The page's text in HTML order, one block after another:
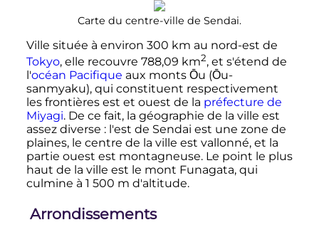
Carte du centre-ville de Sendai.
Ville située à environ 300 km au nord-est de
Tokyo, elle recouvre 788,09 km2, et s'étend de
l'océan Pacifique aux monts Ōu (Ōu-
sanmyaku), qui constituent respectivement
les frontières est et ouest de la préfecture de
Miyagi. De ce fait, la géographie de la ville est
assez diverse : l'est de Sendai est une zone de
plaines, le centre de la ville est vallonné, et la
partie ouest est montagneuse. Le point le plus
haut de la ville est le mont Funagata, qui
culmine à 1 500 m d'altitude.
Arrondissements